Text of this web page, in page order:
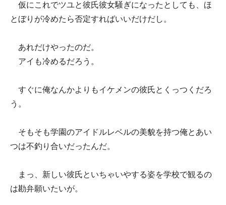
仮にこれでツユと彼氏彼女騒ぎになったとしても、ほ
とぼりが冷めたら否定すればいいだけだし。
あれだけやったのだ。
アイも冷めるだろう。
すぐに俺なんかよりもイケメンの彼氏とくっつくだろ
う。
そもそも学園のアイドルレベルの美貌を持つ俺とあい
つは不釣り合いだったんだ。
まっ、新しい彼氏といちゃいやする姿を学校で観るの
は勘弁願いたいが。